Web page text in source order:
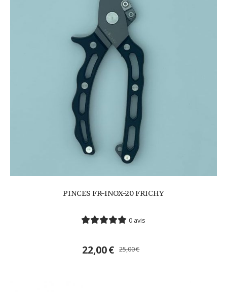
PINCES FR-INOX-20 FRICHY
0 avis
22,00€ 25,00€